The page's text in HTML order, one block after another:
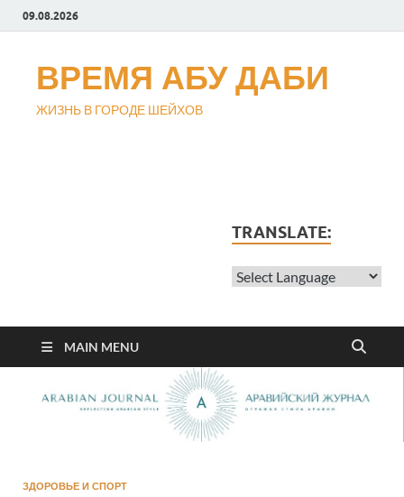
09.08.2026
ВРЕМЯ АБУ ДАБИ
ЖИЗНЬ В ГОРОДЕ ШЕЙХОВ
TRANSLATE:
MAIN MENU
ЗДОРОВЬЕ И СПОРТ